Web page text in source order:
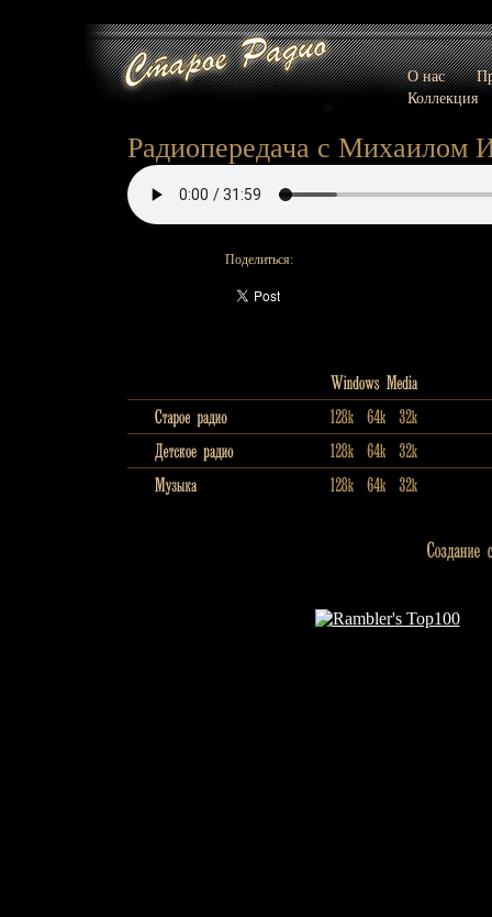
О нас
Коллекция
Радиопередача с Михаилом
Поделиться: